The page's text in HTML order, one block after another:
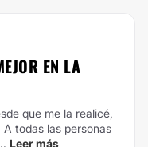
EN LA
que me la realicé,
todas las personas
Leer más